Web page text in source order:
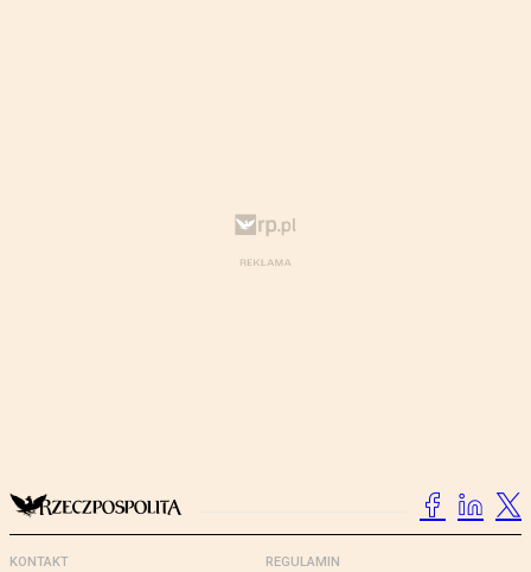
KONTAKT REGULAMIN